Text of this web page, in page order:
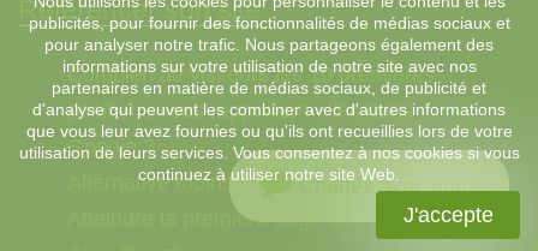
Référencer son site
Combien de visiteurs les 10 premières
positions vous rapportent-elles dans
Google ?
Alternative moins cher à Google Ads
Atteindre la première page des résultats
Chattez avec nous
publicités, pour fournir des fonctionnalités de médias sociaux et
pour analyser notre trafic. Nous partageons également des
informations sur votre utilisation de notre site avec nos
partenaires en matière de médias sociaux, de publicité et
d'analyse qui peuvent les combiner avec d'autres informations
que vous leur avez fournies ou qu'ils ont recueillies lors de votre
utilisation de leurs services. Vous consentez à nos cookies si vous
continuez à utiliser notre site Web.
J'accepte